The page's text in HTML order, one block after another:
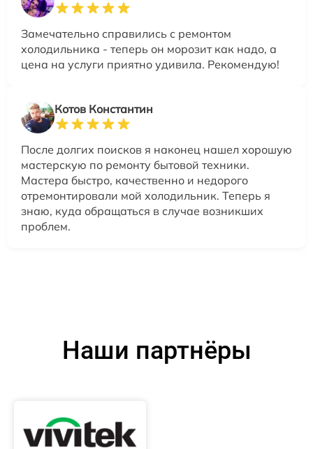
Замечательно справились с ремонтом
холодильника - теперь он морозит как надо, а
цена на услуги приятно удивила. Рекомендую!
Котов Константин
После долгих поисков я наконец нашел хорошую
мастерскую по ремонту бытовой техники.
Мастера быстро, качественно и недорого
отремонтировали мой холодильник. Теперь я
знаю, куда обращаться в случае возникших
проблем.
Наши партнёры